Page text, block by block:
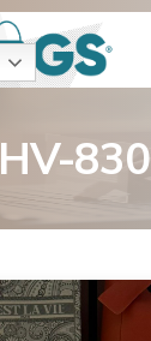
HV-830